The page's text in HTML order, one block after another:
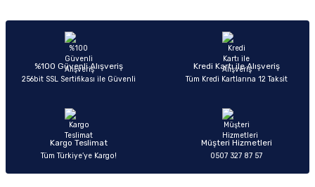
%100 Güvenli Alışveriş
256bit SSL Sertifikası ile Güvenli
Kredi Kartı ile Alışveriş
Tüm Kredi Kartlarına 12 Taksit
Kargo Teslimat
Tüm Türkiye’ye Kargo!
Müşteri Hizmetleri
0507 327 87 57